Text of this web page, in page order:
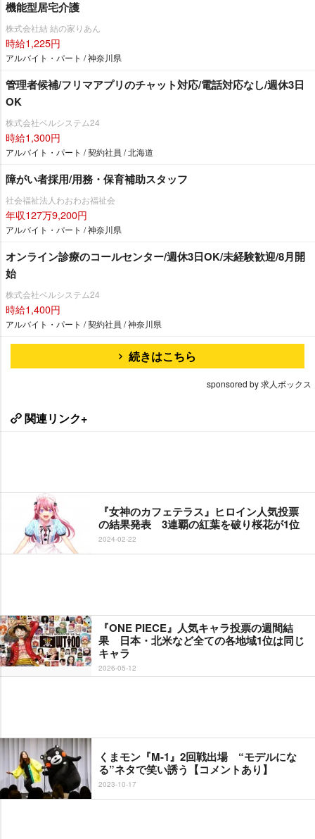
機能型居宅介護
株式会社結 結の家りあん
時給1,225円
アルバイト・パート / 神奈川県
管理者候補/フリマアプリのチャット対応/電話対応なし/週休3日
OK
株式会社ベルシステム24
時給1,300円
アルバイト・パート / 契約社員 / 北海道
障がい者採用/用務・保育補助スタッフ
社会福祉法人わおわお福祉会
年収127万9,200円
アルバイト・パート / 神奈川県
オンライン診療のコールセンター/週休3日OK/未経験歓迎/8月開
始
株式会社ベルシステム24
時給1,400円
アルバイト・パート / 契約社員 / 神奈川県
続きはこちら
sponsored by 求人ボックス
関連リンク+
『女神のカフェテラス』ヒロイン人気投票
の結果発表 3連覇の紅葉を破り桜花が1位
2024-02-22
『ONE PIECE』人気キャラ投票の週間結
果 日本・北米など全ての各地域1位は同じ
キャラ
2026-05-12
くまモン『M-1』2回戦出場 “モデルにな
る”ネタで笑い誘う【コメントあり】
2023-10-17